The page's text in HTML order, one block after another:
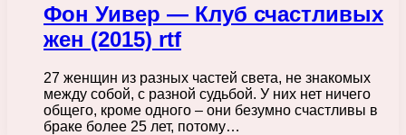
Фон Уивер — Клуб счастливых
жен (2015) rtf
27 женщин из разных частей света, не знакомых
между собой, с разной судьбой. У них нет ничего
общего, кроме одного – они безумно счастливы в
браке более 25 лет, потому…